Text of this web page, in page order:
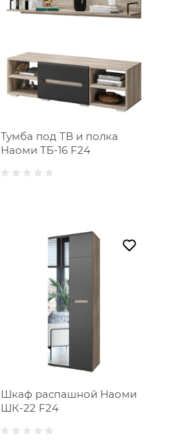
Тумба под ТВ и полка
Наоми ТБ-16 F24
Шкаф распашной Наоми
ШК-22 F24